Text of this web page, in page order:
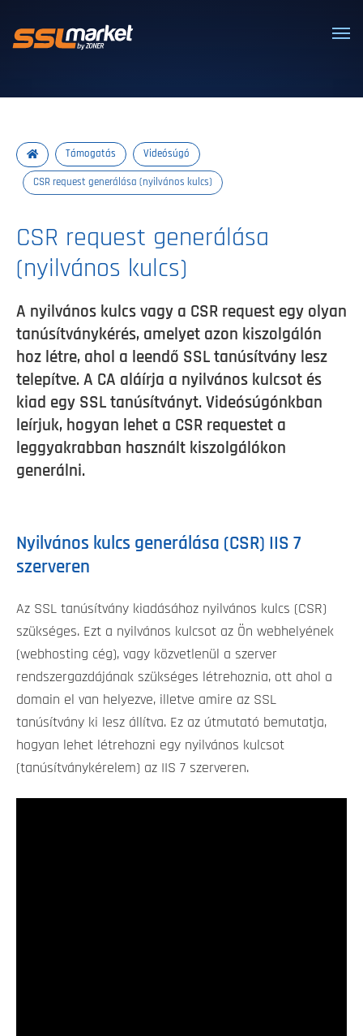
Megbízható SSL/TLS tanúsítványok
Támogatás Videósúgó
CSR request generálása (nyilvános kulcs)
CSR request generálása
(nyilvános kulcs)
A nyilvános kulcs vagy a CSR request egy olyan
tanúsítványkérés, amelyet azon kiszolgálón
hoz létre, ahol a leendő SSL tanúsítvány lesz
telepítve. A CA aláírja a nyilvános kulcsot és
kiad egy SSL tanúsítványt. Videósúgónkban
leírjuk, hogyan lehet a CSR requestet a
leggyakrabban használt kiszolgálókon
generálni.
Nyilvános kulcs generálása (CSR) IIS 7
szerveren
Az SSL tanúsítvány kiadásához nyilvános kulcs (CSR)
szükséges. Ezt a nyilvános kulcsot az Ön webhelyének
(webhosting cég), vagy közvetlenül a szerver
rendszergazdájának szükséges létrehoznia, ott ahol a
domain el van helyezve, illetve amire az SSL
tanúsítvány ki lesz állítva. Ez az útmutató bemutatja,
hogyan lehet létrehozni egy nyilvános kulcsot
(tanúsítványkérelem) az IIS 7 szerveren.